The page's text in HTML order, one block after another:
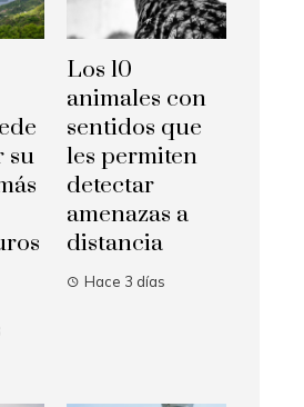
su
Los 10
animales con
sentidos que
les permiten
detectar
amenazas a
distancia
Hace 3 días